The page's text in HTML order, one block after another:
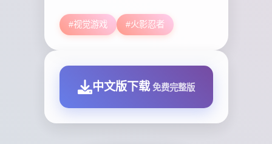
#视觉游戏 #火影忍者
中文版下载 免费完整版